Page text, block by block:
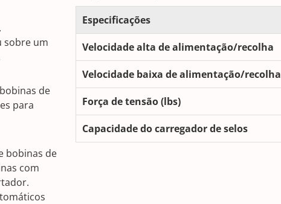
sobre um
de
para
bobinas de
com
Especificações
Velocidade alta de alimentação/recolha
Velocidade baixa de alimentação/recolha
Força de tensão (lbs)
Capacidade do carregador de selos